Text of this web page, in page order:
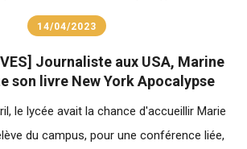
14/04/2023
Journaliste aux USA, Marine
son livre New York Apocalypse
le lycée avait la chance d'accueillir Marie
du campus, pour une conférence liée,